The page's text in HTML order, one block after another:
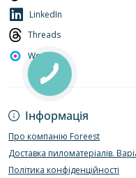
Інформація
Про компанію Foreest
Доставка пиломатеріалів.
Політика конфіденційності
LinkedIn
Threads
Work.ua